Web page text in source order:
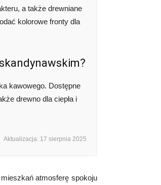
a także drewniane
kolorowe fronty dla
kawowego. Dostępne
drewno dla ciepła i
Aktualizacja: 17 sierpnia 2025
atmosferę spokoju